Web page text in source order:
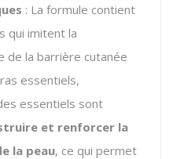
: La formule contient
qui imitent la
de la barrière cutanée
essentiels,
essentiels sont
et renforcer la
la peau, ce qui permet